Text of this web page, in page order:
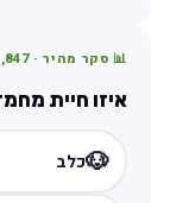
📊 סקר מהיר · 1,847
איזו חיית
🐶כלב